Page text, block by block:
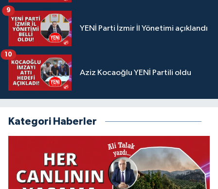
YENİ Parti İzmir İl Yönetimi açıklandı
9
Aziz Kocaoğlu YENİ Partili oldu
10
Kategori Haberler